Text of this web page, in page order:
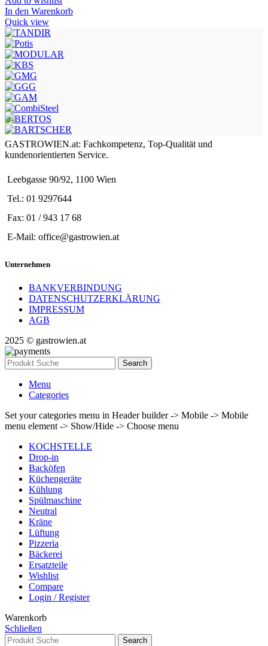
In den Warenkorb
Quick view
GASTROWIEN.at: Fachkompetenz, Top-Qualität und
kundenorientierten Service.
Leebgasse 90/92, 1100 Wien
Tel.: 01 9297644
Fax: 01 / 943 17 68
E-Mail: office@gastrowien.at
Unternehmen
BANKVERBINDUNG
DATENSCHUTZERKLÄRUNG
IMPRESSUM
AGB
2025 © gastrowien.at
Search
Menu
Categories
Set your categories menu in Header builder -> Mobile -> Mobile
menu element -> Show/Hide -> Choose menu
KOCHSTELLE
Drop-in
Backöfen
Küchengeräte
Kühlung
Spülmaschine
Neutral
Kräne
Lüftung
Pizzeria
Bäckerei
Ersatzteile
Wishlist
Compare
Login / Register
Warenkorb
Schließen
Search